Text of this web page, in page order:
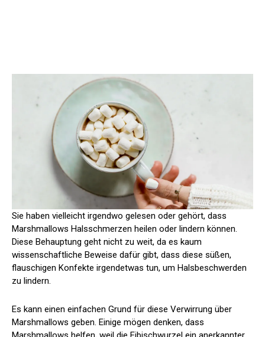
Sie haben vielleicht irgendwo gelesen oder gehört, dass
Marshmallows Halsschmerzen heilen oder lindern können.
Diese Behauptung geht nicht zu weit, da es kaum
wissenschaftliche Beweise dafür gibt, dass diese süßen,
flauschigen Konfekte irgendetwas tun, um Halsbeschwerden
zu lindern.
Es kann einen einfachen Grund für diese Verwirrung über
Marshmallows geben. Einige mögen denken, dass